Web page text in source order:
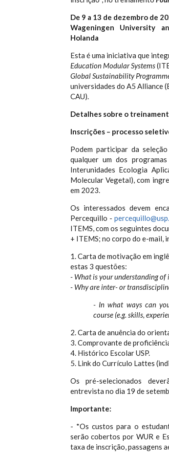
De 9 a 13 de dezembro de
Wageningen University
Holanda
Esta é uma iniciativa que
Education Modular Systems
Global Sustainability
universidades do A5 Alliance
CAU).
Detalhes sobre o
Inscrições – processo
Podem participar da
qualquer um dos
Interunidades Ecologia
Molecular Vegetal), com
em 2023.
Os interessados devem
Percequillo -
ITEMS, com os seguintes
+ ITEMS; no corpo do e-mail,
1. Carta de motivação em
estas 3 questões:
- What is your understanding
- Why are inter- or
- In what ways can
course (e.g. skills,
2. Carta de anuência do
3. Comprovante de
4. Histórico Escolar USP.
5. Link do Currículo Lattes
Os pré-selecionados
entrevista no dia 19 de
Importante:
- *Os custos para o
serão cobertos por WUR e
taxa de inscrição, passagens